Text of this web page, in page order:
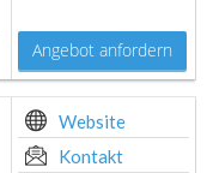
Angebot anfordern
Website
Kontakt